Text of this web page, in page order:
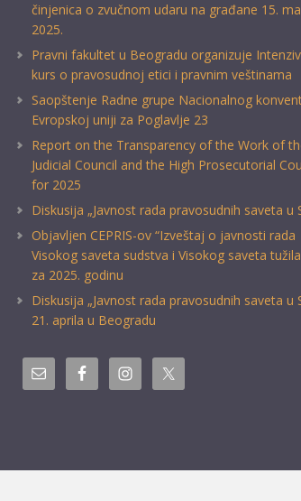
činjenica o zvučnom udaru na građane 15.
2025.
Pravni fakultet u Beogradu organizuje
kurs o pravosudnoj etici i pravnim veštinama
Saopštenje Radne grupe Nacionalnog
Evropskoj uniji za Poglavlje 23
Report on the Transparency of the Work of
Judicial Council and the High Prosecutorial
for 2025
Diskusija „Javnost rada pravosudnih saveta u
Objavljen CEPRIS-ov “Izveštaj o javnosti rada
Visokog saveta sudstva i Visokog saveta
za 2025. godinu
Diskusija „Javnost rada pravosudnih saveta u
21. aprila u Beogradu